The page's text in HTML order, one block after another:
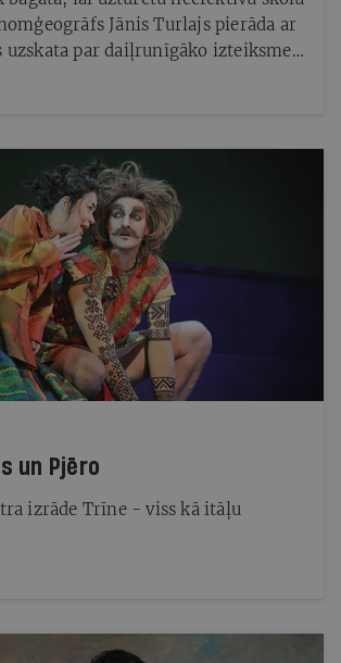
Jānis Turlajs pierāda ar
uzskata par daiļrunīgāko izteiksmes
un Pjēro
izrāde Trīne - viss kā itāļu